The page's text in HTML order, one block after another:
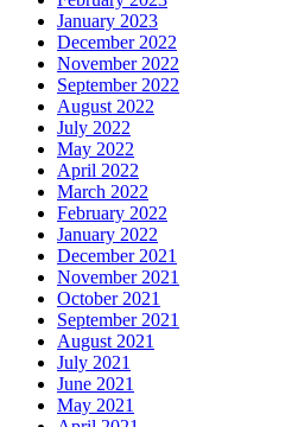
January 2023
December 2022
November 2022
September 2022
August 2022
July 2022
May 2022
April 2022
March 2022
February 2022
January 2022
December 2021
November 2021
October 2021
September 2021
August 2021
July 2021
June 2021
May 2021